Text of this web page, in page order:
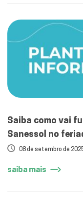
Saiba como vai
Sanessol no
08 de setembro de
saiba mais